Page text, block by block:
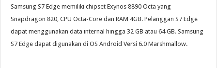
Samsung S7 Edge memiliki chipset Exynos 8890 Octa yang
Snapdragon 820, CPU Octa-Core dan RAM 4GB. Pelanggan S7 Edge
dapat menggunakan data internal hingga 32 GB atau 64 GB. Samsung
S7 Edge dapat digunakan di OS Android Versi 6.0 Marshmallow.